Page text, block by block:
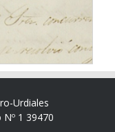
Urdiales
1 39470